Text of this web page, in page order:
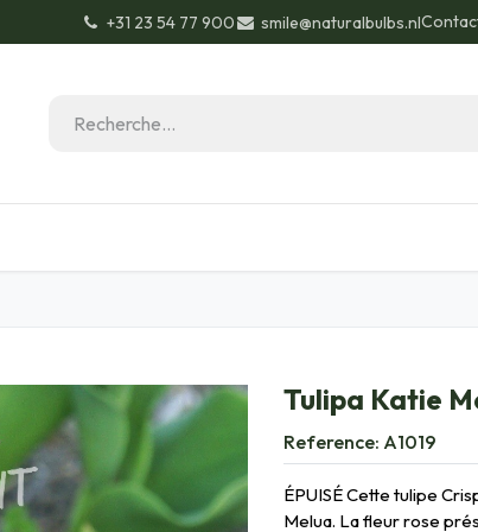
+31 23 54 77 900 smile@naturalbulbs.nl
Tulipa Katie
Reference: A1019
ÉPUISÉ Cette tulipe
Melua. La fleur rose